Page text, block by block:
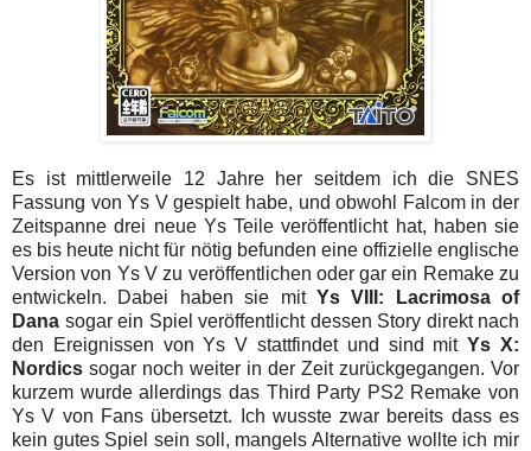
Es ist mittlerweile 12 Jahre her seitdem ich die SNES
Fassung von Ys V gespielt habe, und obwohl Falcom in der
Zeitspanne drei neue Ys Teile veröffentlicht hat, haben sie
es bis heute nicht für nötig befunden eine offizielle englische
Version von Ys V zu veröffentlichen oder gar ein Remake zu
entwickeln. Dabei haben sie mit Ys VIII: Lacrimosa of
Dana sogar ein Spiel veröffentlicht dessen Story direkt nach
den Ereignissen von Ys V stattfindet und sind mitYs X:
Nordics sogar noch weiter in der Zeit zurückgegangen. Vor
kurzem wurde allerdings das Third Party PS2 Remake von
Ys V von Fans übersetzt. Ich wusste zwar bereits dass es
kein gutes Spiel sein soll, mangels Alternative wollte ich mir